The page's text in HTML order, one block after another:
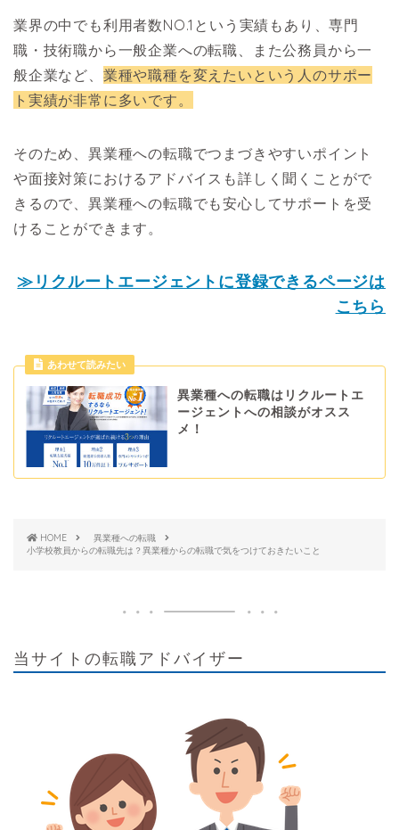
業界の中でも利用者数NO.1という実績もあり、専門
職・技術職から一般企業への転職、また公務員から一
般企業など、 業種や職種を変えたいという人のサポー
ト実績が非常に多いです。
そのため、異業種への転職でつまづきやすいポイント
や面接対策におけるアドバイスも詳しく聞くことがで
きるので、異業種への転職でも安心してサポートを受
けることができます。
≫リクルートエージェントに登録できるページは
こちら
あわせて読みたい
異業種への転職はリクルートエ
ージェントへの相談がオスス
メ！
HOME
異業種への転職
小学校教員からの転職先は？異業種からの転職で気をつけておきたいこと
当サイトの転職アドバイザー